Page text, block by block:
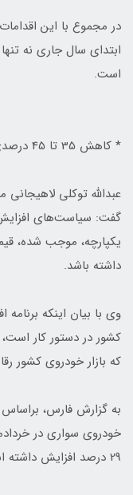
در مجموع با این
ابتدای سال جاری نه
است.
* کاهش 35 تا 45 درصدی قیمت خودرو در بازار
عبدالله توکلی
گفت: سیاست‌های
داشته باشد.
وی با بیان اینکه
کشور در دستور کار
که بازار خودروی کشور
به گزارش فارس،
خودروی سواری در
29 درصد افزایش داشته است.